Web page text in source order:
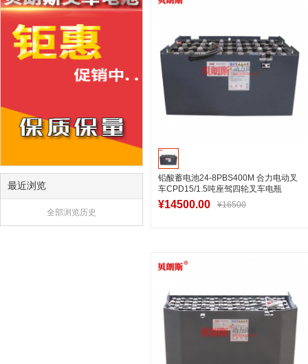
最近浏览
全部浏览历史
铅酸蓄电池24-8PBS400M 合力电动叉
车CPD15/1.5吨座驾四轮叉车电瓶
48V400Ah
¥14500.00 ¥16500